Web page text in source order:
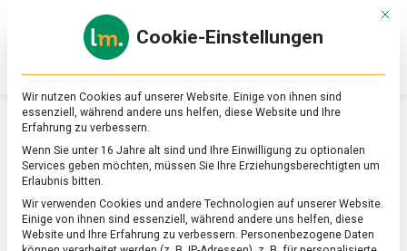
Online-
Magazin
zu
&
Ernährung
SCHLAGWORT:MASCHGIACH
Mit
Cookie-Einstellungen
Wir nutzen Cookies auf unserer Website. Einige von ihnen sind
essenziell, während andere uns helfen, diese Website und Ihre
Erfahrung zu verbessern.
Wenn Sie unter 16 Jahre alt sind und Ihre Einwilligung zu optionalen
Services geben möchten, müssen Sie Ihre Erziehungsberechtigten um
Erlaubnis bitten.
Wir verwenden Cookies und andere Technologien auf unserer Website.
Einige von ihnen sind essenziell, während andere uns helfen, diese
Website und Ihre Erfahrung zu verbessern. Personenbezogene Daten